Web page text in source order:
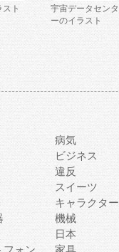
ト
宇宙データセンタ
ーのイラスト
病気
ビジネス
違反
スイーツ
キャラクター
機械
日本
フォン 家具